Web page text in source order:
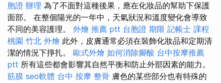
胞證 辦理 為了不面對這種後果，應在化妝品的幫助下保護
面部。 在整個陽光的一年中，天氣狀況和溫度變化會導致
不同的美容護理。 外燴 推薦 ptt 台胞證 期限 記帳士 課程
桃園 竹北 外燴 此外，皮膚通常必須在裝飾化妝品和定期清
潔的情況下掙扎。 歐式外燴 如何消除腳酸 台中按摩推薦
ptt 所有這些都會影響其自然平衡和防止外部因素的能力。
筋膜 seo軟體 台中 按摩 整骨 膚色的某些部分也有特殊的